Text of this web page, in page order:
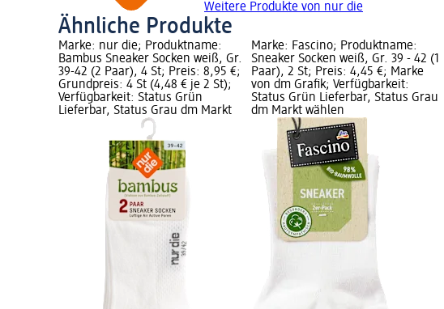
Weitere Produkte von nur die
Ähnliche Produkte
Marke: nur die; Produktname:
Bambus Sneaker Socken weiß, Gr.
39-42 (2 Paar), 4 St; Preis: 8,95 €;
Grundpreis: 4 St (4,48 € je 2 St);
Verfügbarkeit: Status Grün
Lieferbar, Status Grau dm Markt
Marke: Fascino; Produktname:
Sneaker Socken weiß, Gr. 39 - 42 (1
Paar), 2 St; Preis: 4,45 €; Marke
von dm Grafik; Verfügbarkeit:
Status Grün Lieferbar, Status Grau
dm Markt wählen